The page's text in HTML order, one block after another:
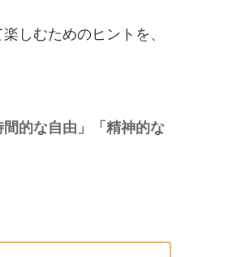
しむためのヒントを、
間的な自由」「精神的な